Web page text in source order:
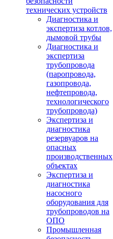
технических устройств
Диагностика и
экспертиза котлов,
дымовой трубы
Диагностика и
экспертиза
трубопровода
(паропровода,
газопровода,
нефтепровода,
технологического
трубопровода)
Экспертиза и
диагностика
резервуаров на
опасных
производственных
объектах
Экспертиза и
диагностика
насосного
оборудования для
трубопроводов на
ОПО
Промышленная